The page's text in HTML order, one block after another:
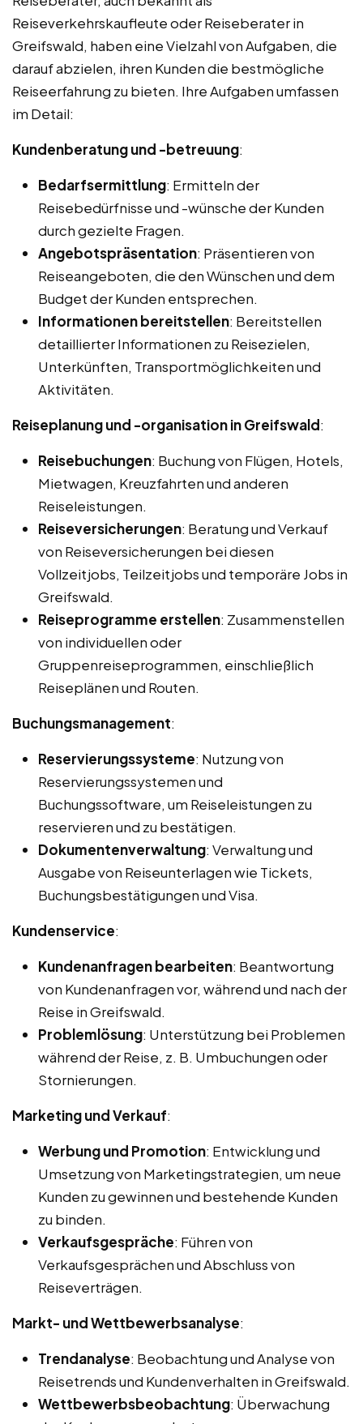
Reiseverkehrskaufleute oder Reiseberater in
Greifswald, haben eine Vielzahl von Aufgaben, die
darauf abzielen, ihren Kunden die bestmögliche
Reiseerfahrung zu bieten. Ihre Aufgaben umfassen
im Detail:
Kundenberatung und -betreuung:
Bedarfsermittlung: Ermitteln der
Reisebedürfnisse und -wünsche der Kunden
durch gezielte Fragen.
Angebotspräsentation: Präsentieren von
Reiseangeboten, die den Wünschen und dem
Budget der Kunden entsprechen.
Informationen bereitstellen: Bereitstellen
detaillierter Informationen zu Reisezielen,
Unterkünften, Transportmöglichkeiten und
Aktivitäten.
Reiseplanung und -organisation in Greifswald:
Reisebuchungen: Buchung von Flügen, Hotels,
Mietwagen, Kreuzfahrten und anderen
Reiseleistungen.
Reiseversicherungen: Beratung und Verkauf
von Reiseversicherungen bei diesen
Vollzeitjobs, Teilzeitjobs und temporäre Jobs in
Greifswald.
Reiseprogramme erstellen: Zusammenstellen
von individuellen oder
Gruppenreiseprogrammen, einschließlich
Reiseplänen und Routen.
Buchungsmanagement:
Reservierungssysteme: Nutzung von
Reservierungssystemen und
Buchungssoftware, um Reiseleistungen zu
reservieren und zu bestätigen.
Dokumentenverwaltung: Verwaltung und
Ausgabe von Reiseunterlagen wie Tickets,
Buchungsbestätigungen und Visa.
Kundenservice:
Kundenanfragen bearbeiten: Beantwortung
von Kundenanfragen vor, während und nach der
Reise in Greifswald.
Problemlösung: Unterstützung bei Problemen
während der Reise, z. B. Umbuchungen oder
Stornierungen.
Marketing und Verkauf:
Werbung und Promotion: Entwicklung und
Umsetzung von Marketingstrategien, um neue
Kunden zu gewinnen und bestehende Kunden
zu binden.
Verkaufsgespräche: Führen von
Verkaufsgesprächen und Abschluss von
Reiseverträgen.
Markt- und Wettbewerbsanalyse:
Trendanalyse: Beobachtung und Analyse von
Reisetrends und Kundenverhalten in Greifswald.
Wettbewerbsbeobachtung: Überwachung